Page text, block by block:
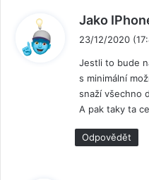
Jako
23/12/2020
Jestli to bude
s minimální
snaží všechno
A pak taky ta
Odpovědět